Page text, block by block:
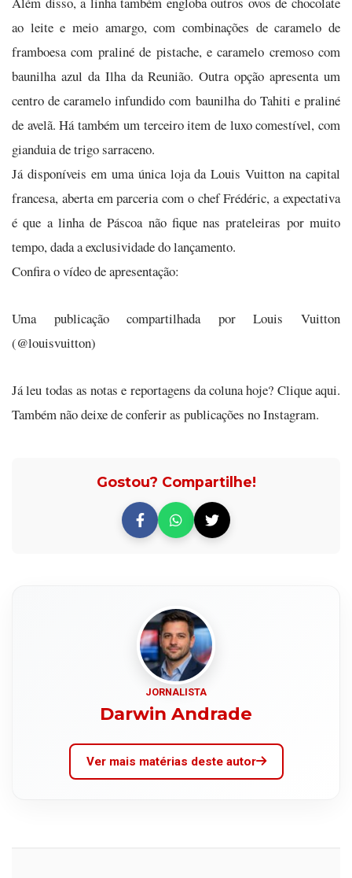
ao leite e meio amargo, com combinações de caramelo de
framboesa com praliné de pistache, e caramelo cremoso com
baunilha azul da Ilha da Reunião. Outra opção apresenta um
centro de caramelo infundido com baunilha do Tahiti e praliné
de avelã. Há também um terceiro item de luxo comestível, com
gianduia de trigo sarraceno.
Já disponíveis em uma única loja da Louis Vuitton na capital
francesa, aberta em parceria com o chef Frédéric, a expectativa
é que a linha de Páscoa não fique nas prateleiras por muito
tempo, dada a exclusividade do lançamento.
Confira o vídeo de apresentação:
Uma publicação compartilhada por Louis Vuitton
(@louisvuitton)
Já leu todas as notas e reportagens da coluna hoje? Clique aqui.
Também não deixe de conferir as publicações no Instagram.
Gostou? Compartilhe!
JORNALISTA
Darwin Andrade
Ver mais matérias deste autor